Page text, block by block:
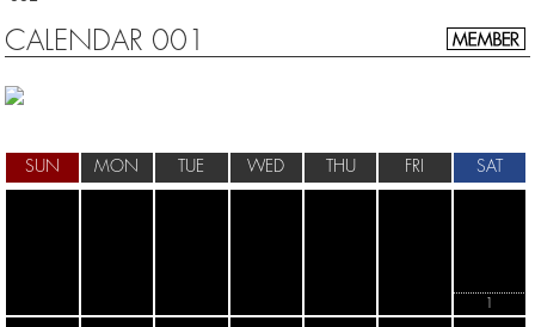
CALENDAR 001
SUN MON TUE WED THU FRI SAT